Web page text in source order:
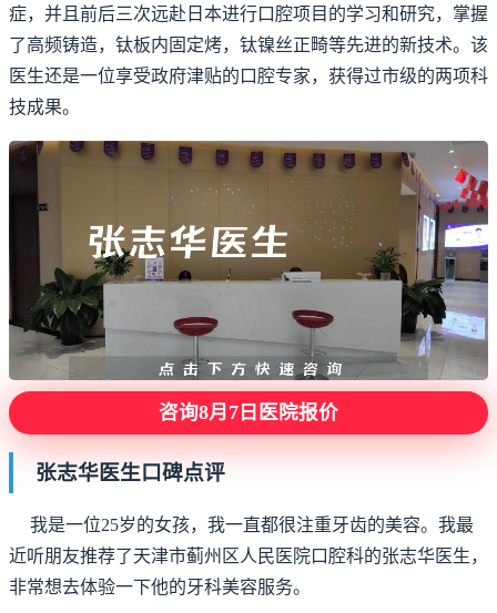
症，并且前后三次远赴日本进行口腔项目的学习和研究，掌握
了高频铸造，钛板内固定烤，钛镍丝正畸等先进的新技术。该
医生还是一位享受政府津贴的口腔专家，获得过市级的两项科
技成果。
咨询8月7日医院报价
张志华医生口碑点评
我是一位25岁的女孩，我一直都很注重牙齿的美容。我最
近听朋友推荐了天津市蓟州区人民医院口腔科的张志华医生，
非常想去体验一下他的牙科美容服务。